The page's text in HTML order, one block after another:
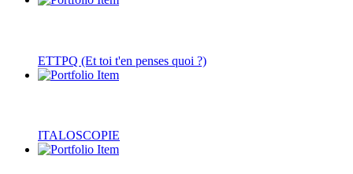
ETTPQ (Et toi t'en penses quoi ?)
ITALOSCOPIE